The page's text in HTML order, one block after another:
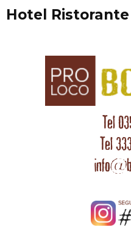
articoli
Hotel
Tel
Tel